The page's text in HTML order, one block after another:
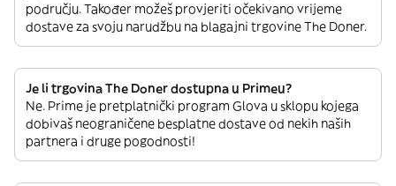
području. Također možeš provjeriti očekivano vrijeme
dostave za svoju narudžbu na blagajni trgovine The Doner.
Je li trgovina The Doner dostupna u Primeu?
Ne. Prime je pretplatnički program Glova u sklopu kojega
dobivaš neograničene besplatne dostave od nekih naših
partnera i druge pogodnosti!